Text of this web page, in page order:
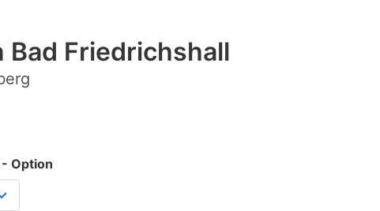
Friedrichshall
Option